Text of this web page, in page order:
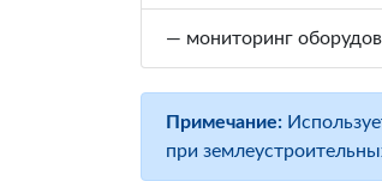
— мониторинг
Примечание:
при